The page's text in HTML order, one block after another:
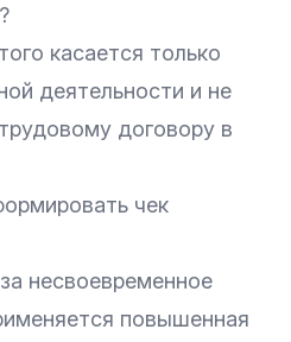
касается только
деятельности и не
договору в
чек
несвоевременное
повышенная